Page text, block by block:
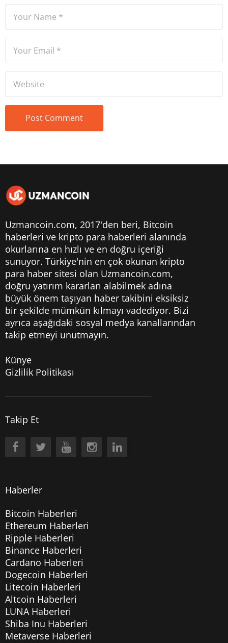
Uzmancoin.com, 2017'den beri, Bitcoin
haberleri ve kripto para haberleri alanında
okurlarına en hızlı ve en doğru içeriği
sunuyor. Türkiye'nin en çok okunan kripto
para haber sitesi olan Uzmancoin.com,
doğru yatırım kararları alabilmek adına
büyük önem taşıyan haber takibini eksiksiz
bir şekilde mümkün kılmayı vadediyor. Bizi
ayrıca aşağıdaki sosyal medya kanallarından
takip etmeyi unutmayın.
Künye
Gizlilik Politikası
Takip Et
Haberler
Bitcoin Haberleri
Ethereum Haberleri
Ripple Haberleri
Binance Haberleri
Cardano Haberleri
Dogecoin Haberleri
Litecoin Haberleri
Altcoin Haberleri
LUNA Haberleri
Shiba Inu Haberleri
Metaverse Haberleri